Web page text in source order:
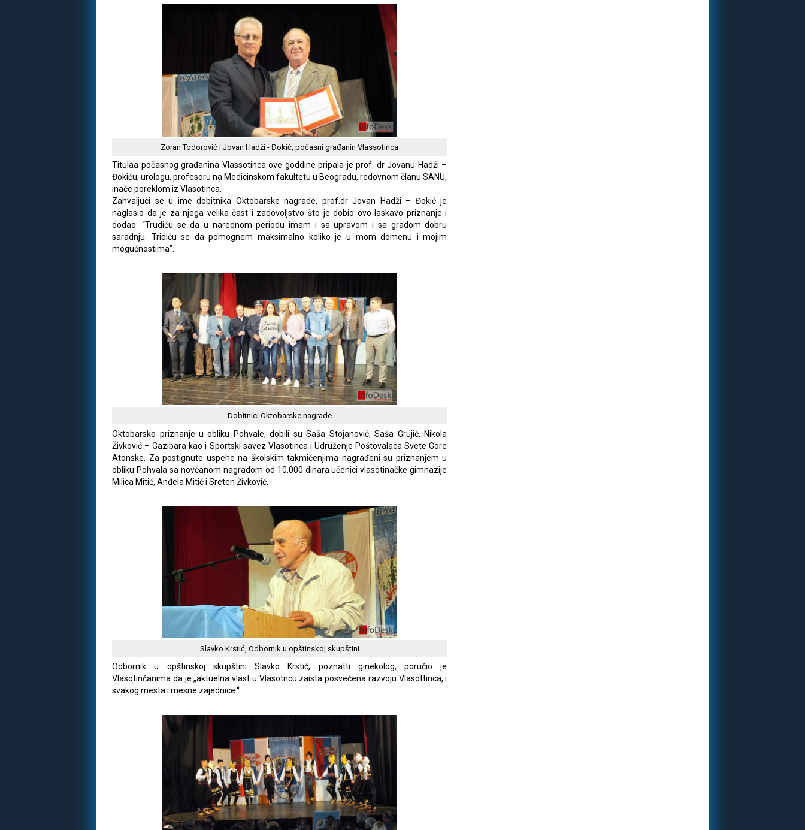
Zoran Todorović i Jovan Hadži - Đokić, počasni građanin Vlassotinca
Titulaa počasnog građanina Vlassotinca ove goddine pripala je prof. dr Jovanu Hadži –
Đokiću, urologu, profesoru na Medicinskom fakultetu u Beogradu, redovnom članu SANU,
inače poreklom iz Vlasotinca.
Zahvaljuci se u ime dobitnika Oktobarske nagrade, prof.dr Jovan Hadži – Đokić je
naglasio da je za njega velika čast i zadovoljstvo što je dobio ovo laskavo priznanje i
dodao: “Trudiću se da u narednom periodu imam i sa upravom i sa gradom dobru
saradnju. Tridiću se da pomognem maksimalno koliko je u mom domenu i mojim
mogućnostima”.
Dobitnici Oktobarske nagrade
Oktobarsko priznanje u obliku Pohvale, dobili su Saša Stojanović, Saša Grujić, Nikola
Živković – Gazibara kao i Sportski savez Vlasotinca i Udruženje Poštovalaca Svete Gore
Atonske. Za postignute uspehe na školskim takmičenjima nagrađeni su priznanjem u
obliku Pohvala sa novčanom nagradom od 10.000 dinara učenici vlasotinačke gimnazije
Milica Mitić, Anđela Mitić i Sreten Živković.
Slavko Krstić, Odbornik u opštinskoj skupštini
Odbornik u opštinskoj skupštini Slavko Krstić, poznatti ginekolog, poručio je
Vlasotinčanima da je „aktuelna vlast u Vlasotncu zaista posvećena razvoju Vlasottinca, i
svakog mesta i mesne zajednice.“